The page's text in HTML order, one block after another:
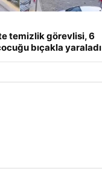
temizlik görevlisi, 6
bıçakla yaraladı